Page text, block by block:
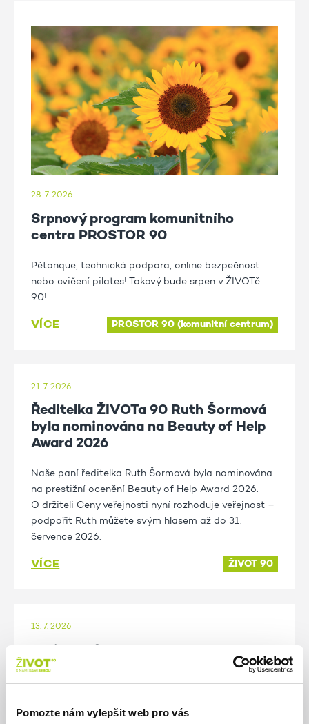
Pomozte nám vylepšit web pro vás
28. 7. 2026
Srpnový program komunitního
centra PROSTOR 90
Pétanque, technická podpora, online bezpečnost
nebo cvičení pilates! Takový bude srpen v ŽIVOTě
90!
VÍCE PROSTOR 90 (komunitní centrum)
21. 7. 2026
Ředitelka ŽIVOTa 90 Ruth Šormová
byla nominována na Beauty of Help
Award 2026
Naše paní ředitelka Ruth Šormová byla nominována
na prestižní ocenění Beauty of Help Award 2026.
O držiteli Ceny veřejnosti nyní rozhoduje veřejnost –
podpořit Ruth můžete svým hlasem až do 31.
července 2026.
VÍCE ŽIVOT 90
13. 7. 2026
zrušena
V proudech